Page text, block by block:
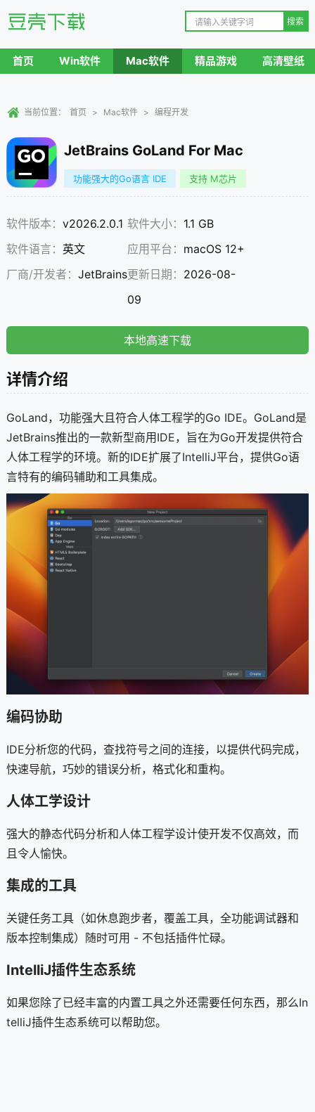
首页 Win软件 Mac软件 精品游戏 高清壁纸
当前位置： 首页 > Mac软件 > 编程开发
JetBrains GoLand For Mac
功能强大的Go语言 IDE 支持 M芯片
软件版本： v2026.2.0.1 软件大小： 1.1 GB
软件语言： 英文 应用平台： macOS 12+
厂商/开发者： JetBrains更新日期： 2026-08-
09
本地高速下载
详情介绍
GoLand，功能强大且符合人体工程学的Go IDE。GoLand是
JetBrains推出的一款新型商用IDE，旨在为Go开发提供符合
人体工程学的环境。新的IDE扩展了IntelliJ平台，提供Go语
言特有的编码辅助和工具集成。
编码协助
IDE分析您的代码，查找符号之间的连接，以提供代码完成，
快速导航，巧妙的错误分析，格式化和重构。
人体工学设计
强大的静态代码分析和人体工程学设计使开发不仅高效，而
且令人愉快。
集成的工具
关键任务工具（如休息跑步者，覆盖工具，全功能调试器和
版本控制集成）随时可用 - 不包括插件忙碌。
IntelliJ插件生态系统
如果您除了已经丰富的内置工具之外还需要任何东西，那么In
telliJ插件生态系统可以帮助您。